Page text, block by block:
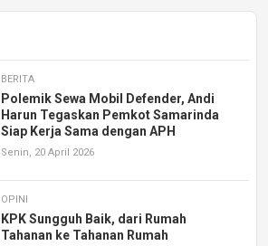
BERITA
Polemik Sewa Mobil Defender, Andi
Harun Tegaskan Pemkot Samarinda
Siap Kerja Sama dengan APH
Senin, 20 April 2026
OPINI
KPK Sungguh Baik, dari Rumah
Tahanan ke Tahanan Rumah